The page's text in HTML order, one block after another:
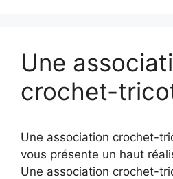
Une
crochet-
Une association crochet-
vous présente un haut
Une association crochet-